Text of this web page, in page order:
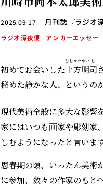
2025.09.17 月刊誌『ラジオ
ラジオ深夜便 アンカーエッセー
初めてお会いした土方
ひじかた
明
めい
司
じ
秘めた静かな人、というの
現代美術全般に多大な影響
家にはいつも画家や彫刻家
しむようになったと言います
思春期の頃、いったん美術
に参加、数々の作家のもと